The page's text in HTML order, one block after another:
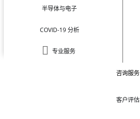
半导体与电子
COVID-19 分析
专业服务
咨询服务
客户评估